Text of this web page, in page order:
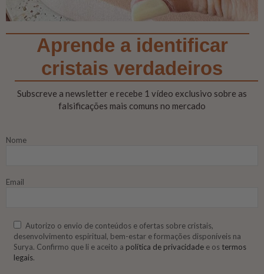
Aprende a identificar
cristais verdadeiros
Subscreve a newsletter e recebe 1 vídeo exclusivo sobre as
falsificações mais comuns no mercado
Nome
Email
Autorizo o envio de conteúdos e ofertas sobre cristais,
desenvolvimento espiritual, bem-estar e formações disponíveis na
Surya. Confirmo que li e aceito a política de privacidade e os termos
legais.